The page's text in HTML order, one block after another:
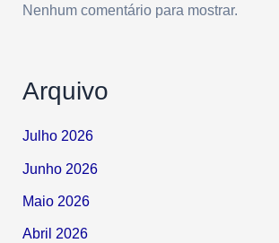
Nenhum comentário para mostrar.
Arquivo
Julho 2026
Junho 2026
Maio 2026
Abril 2026